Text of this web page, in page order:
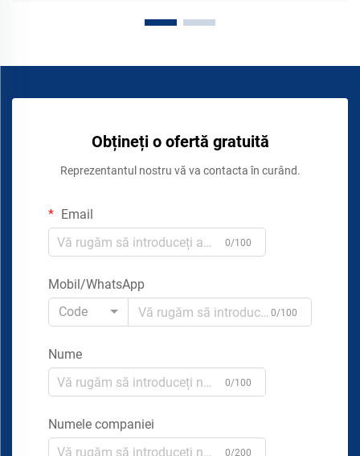
Obțineți o ofertă gratuită
Reprezentantul nostru vă va contacta în curând.
Email
0/100
Mobil/WhatsApp
Code
0/100
Nume
0/100
Numele companiei
0/200